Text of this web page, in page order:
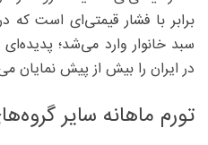
سبد خانوار وارد می‌شد؛
در ایران را بیش از پیش نمایان
تورم ماهانه سایر